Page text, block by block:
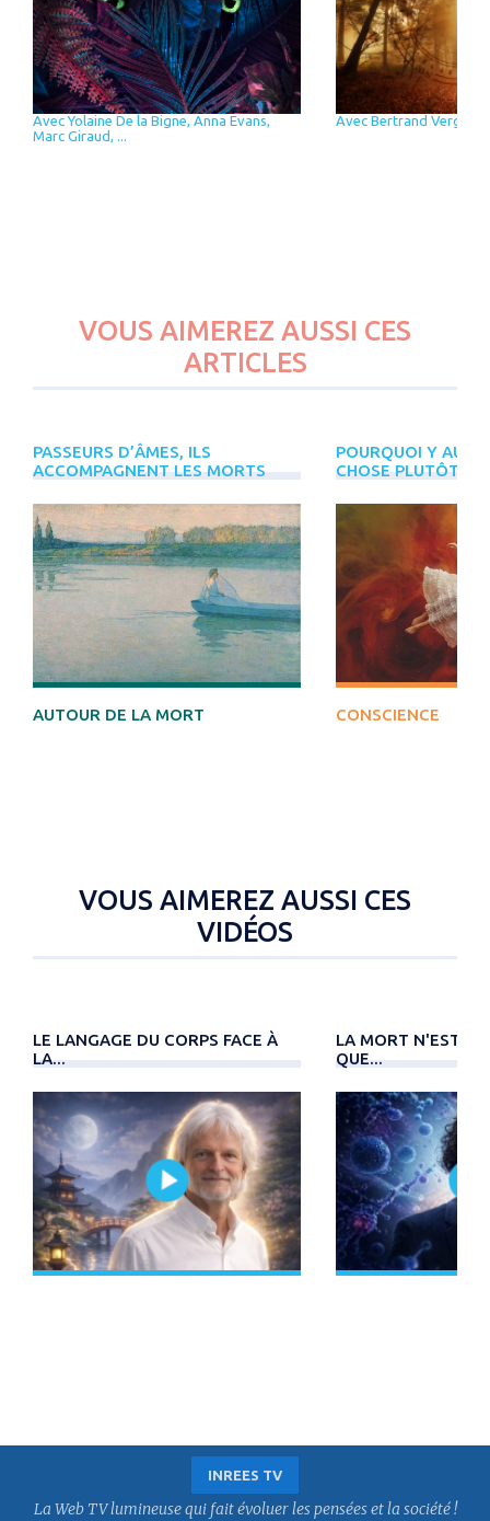
Avec Yolaine De la Bigne, Anna Evans,
Marc Giraud, ...
Avec Bertrand Vergely
PLUS
D'ÉVÈNEMENTS
INREES
DÉCOUVRIR
VOUS AIMEREZ AUSSI CES
ARTICLES
PASSEURS D’ÂMES, ILS
ACCOMPAGNENT LES MORTS
AUTOUR DE LA MORT
POURQUOI Y
CHOSE PLUTÔT
CONSCIENCE
VOUS AIMEREZ AUSSI CES
VIDÉOS
LE LANGAGE DU CORPS FACE À
LA...
LA MORT N'EST
QUE...
INREES TV
La Web TV lumineuse qui fait évoluer les pensées et la société !